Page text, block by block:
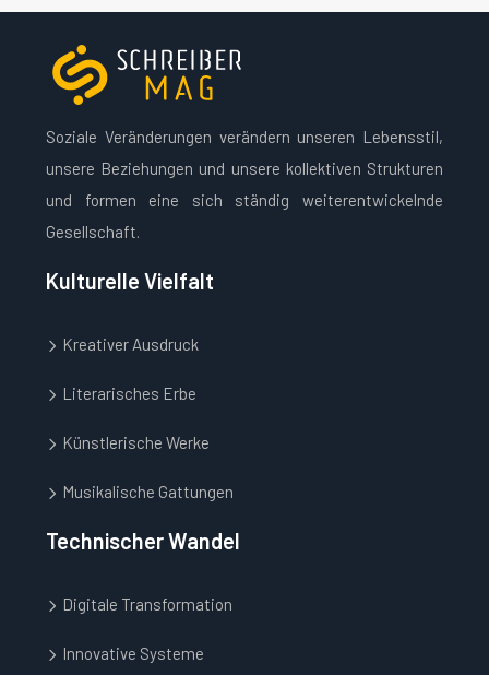
Soziale Veränderungen verändern unseren Lebensstil,
unsere Beziehungen und unsere kollektiven Strukturen
und formen eine sich ständig weiterentwickelnde
Gesellschaft.
Kulturelle Vielfalt
Kreativer Ausdruck
Literarisches Erbe
Künstlerische Werke
Musikalische Gattungen
Technischer Wandel
Digitale Transformation
Innovative Systeme